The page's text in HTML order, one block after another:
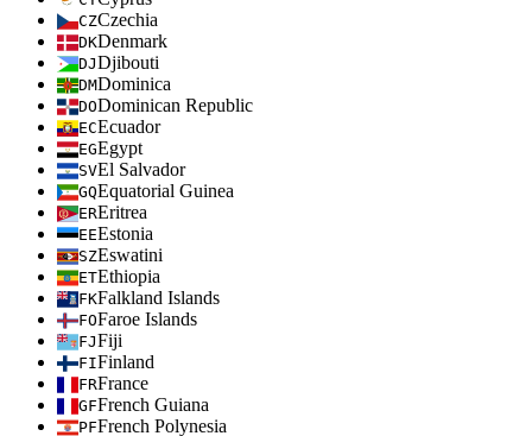
CZCzechia
DKDenmark
DJDjibouti
DMDominica
DODominican Republic
ECEcuador
EGEgypt
SVEl Salvador
GQEquatorial Guinea
EREritrea
EEEstonia
SZEswatini
ETEthiopia
FKFalkland Islands
FOFaroe Islands
FJFiji
FIFinland
FRFrance
GFFrench Guiana
PFFrench Polynesia